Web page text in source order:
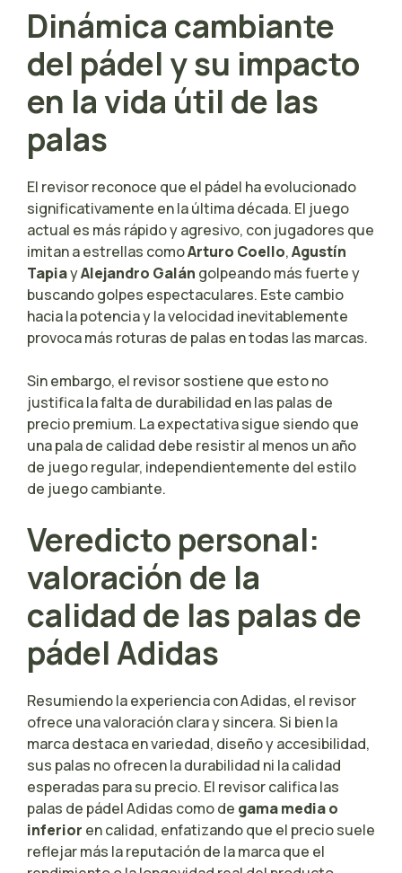
Dinámica cambiante
del pádel y su impacto
en la vida útil de las
palas
El revisor reconoce que el pádel ha evolucionado
significativamente en la última década. El juego
actual es más rápido y agresivo, con jugadores que
imitan a estrellas comoArturo Coello,Agustín
TapiayAlejandro Galán golpeando más fuerte y
buscando golpes espectaculares. Este cambio
hacia la potencia y la velocidad inevitablemente
provoca más roturas de palas en todas las marcas.
Sin embargo, el revisor sostiene que esto no
justifica la falta de durabilidad en las palas de
precio premium. La expectativa sigue siendo que
una pala de calidad debe resistir al menos un año
de juego regular, independientemente del estilo
de juego cambiante.
Veredicto personal:
valoración de la
calidad de las palas de
pádel Adidas
Resumiendo la experiencia con Adidas, el revisor
ofrece una valoración clara y sincera. Si bien la
marca destaca en variedad, diseño y accesibilidad,
sus palas no ofrecen la durabilidad ni la calidad
esperadas para su precio. El revisor califica las
palas de pádel Adidas como de gama media o
inferior en calidad, enfatizando que el precio suele
reflejar más la reputación de la marca que el